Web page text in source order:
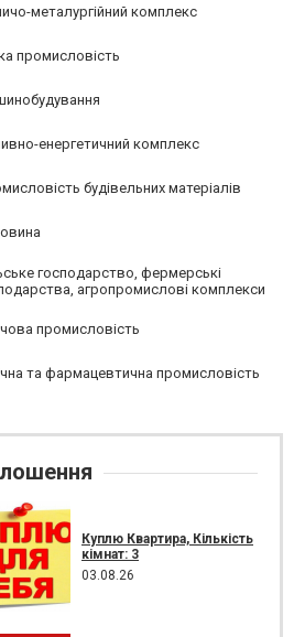
металургійний комплекс
промисловість
енергетичний комплекс
будівельних матеріалів
господарство, фермерські
агропромислові комплекси
промисловість
та фармацевтична промисловість
Куплю Квартира, Кількість
кімнат: 3
03.08.26